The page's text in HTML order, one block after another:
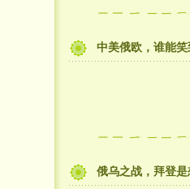
中美俄欧，谁能
俄乌之战，拜登